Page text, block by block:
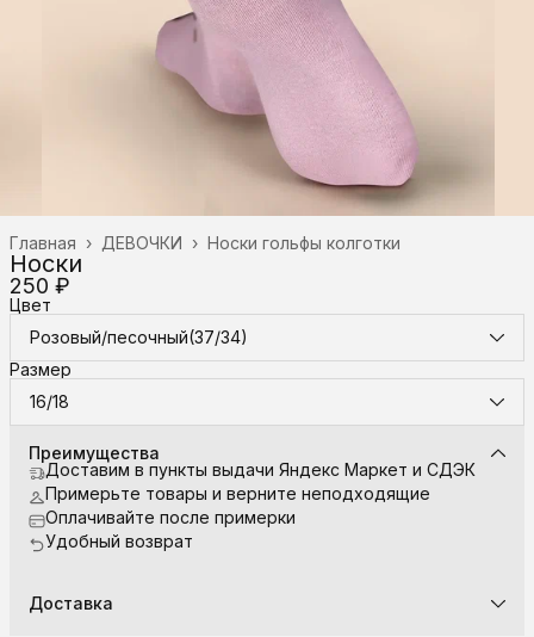
Носки гольфы колготки
ДЕВОЧКИ ›
Главная ›
Носки
250 ₽
Цвет
Розовый/песочный(37/34)
Размер
16/18
Преимущества
Доставим в пункты выдачи Яндекс Маркет и СДЭК
Примерьте товары и верните неподходящие
Оплачивайте после примерки
Удобный возврат
Доставка